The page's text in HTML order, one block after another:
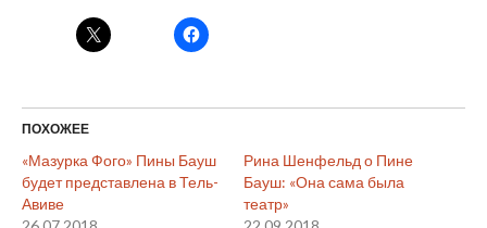
ПОХОЖЕЕ
«Мазурка Фого» Пины Бауш
будет представлена в Тель-
Авиве
Рина Шенфельд о Пине
Бауш: «Она сама была
театр»